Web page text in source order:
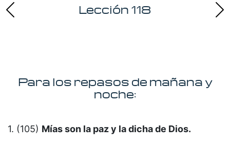
Lección 118
Para los repasos de mañana y
noche:
1. (105) Mías son la paz y la dicha de Dios.